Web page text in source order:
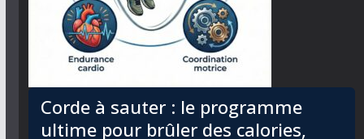
Corde à sauter : le programme
ultime pour brûler des calories,